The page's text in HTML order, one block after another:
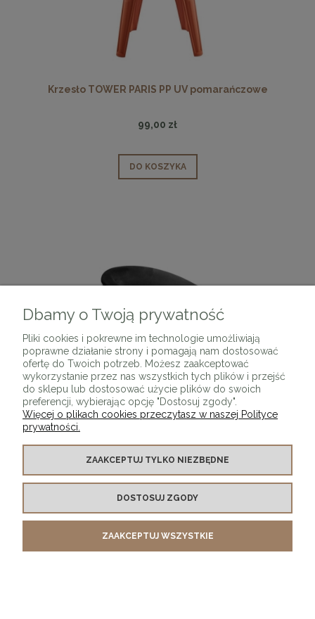
Krzesło TOWER PARIS PP UV pomarańczowe
99,00 zł
DO KOSZYKA
1 520,00 zł
Dbamy o Twoją prywatność
Pliki cookies i pokrewne im technologie umożliwiają
poprawne działanie strony i pomagają nam dostosować
ofertę do Twoich potrzeb. Możesz zaakceptować
wykorzystanie przez nas wszystkich tych plików i przejść
do sklepu lub dostosować użycie plików do swoich
preferencji, wybierając opcję "Dostosuj zgody".
Więcej o plikach cookies przeczytasz w naszej Polityce
prywatności.
ZAAKCEPTUJ TYLKO NIEZBĘDNE
DOSTOSUJ ZGODY
ZAAKCEPTUJ WSZYSTKIE